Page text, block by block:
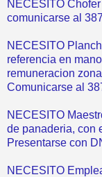
NECESITO
comunicarse al
NECESITO
referencia en
remuneracion
Comunicarse al
NECESITO
de panaderia, con
Presentarse con
NECESITO